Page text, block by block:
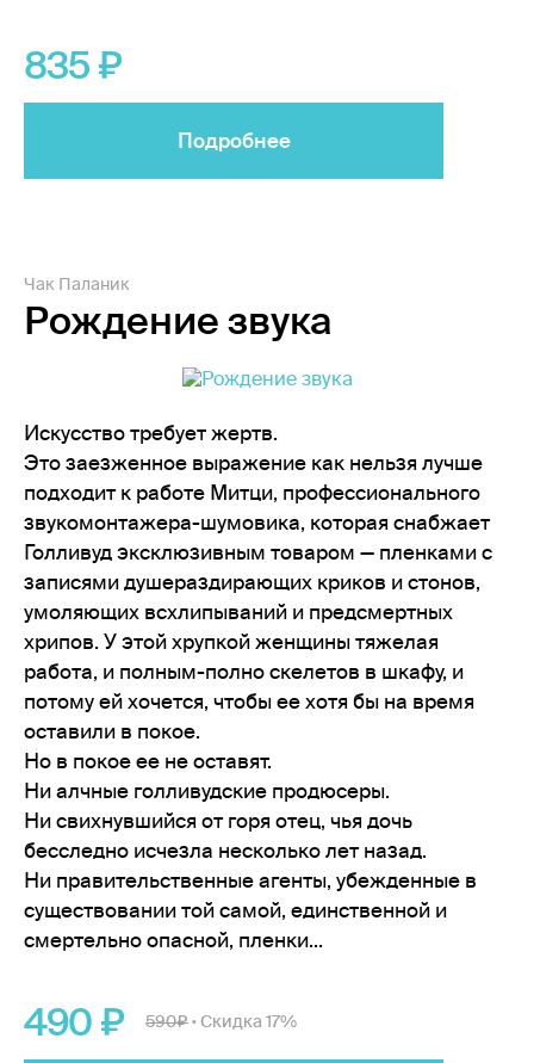
835
Подробнее
Чак Паланик
Рождение звука
Искусство требует жертв.
Это заезженное выражение как нельзя лучше
подходит к работе Митци, профессионального
звукомонтажера-шумовика, которая снабжает
Голливуд эксклюзивным товаром — пленками с
записями душераздирающих криков и стонов,
умоляющих всхлипываний и предсмертных
хрипов. У этой хрупкой женщины тяжелая
работа, и полным-полно скелетов в шкафу, и
потому ей хочется, чтобы ее хотя бы на время
оставили в покое.
Но в покое ее не оставят.
Ни алчные голливудские продюсеры.
Ни свихнувшийся от горя отец, чья дочь
бесследно исчезла несколько лет назад.
Ни правительственные агенты, убежденные в
существовании той самой, единственной и
смертельно опасной, пленки...
490 590 • Скидка 17%